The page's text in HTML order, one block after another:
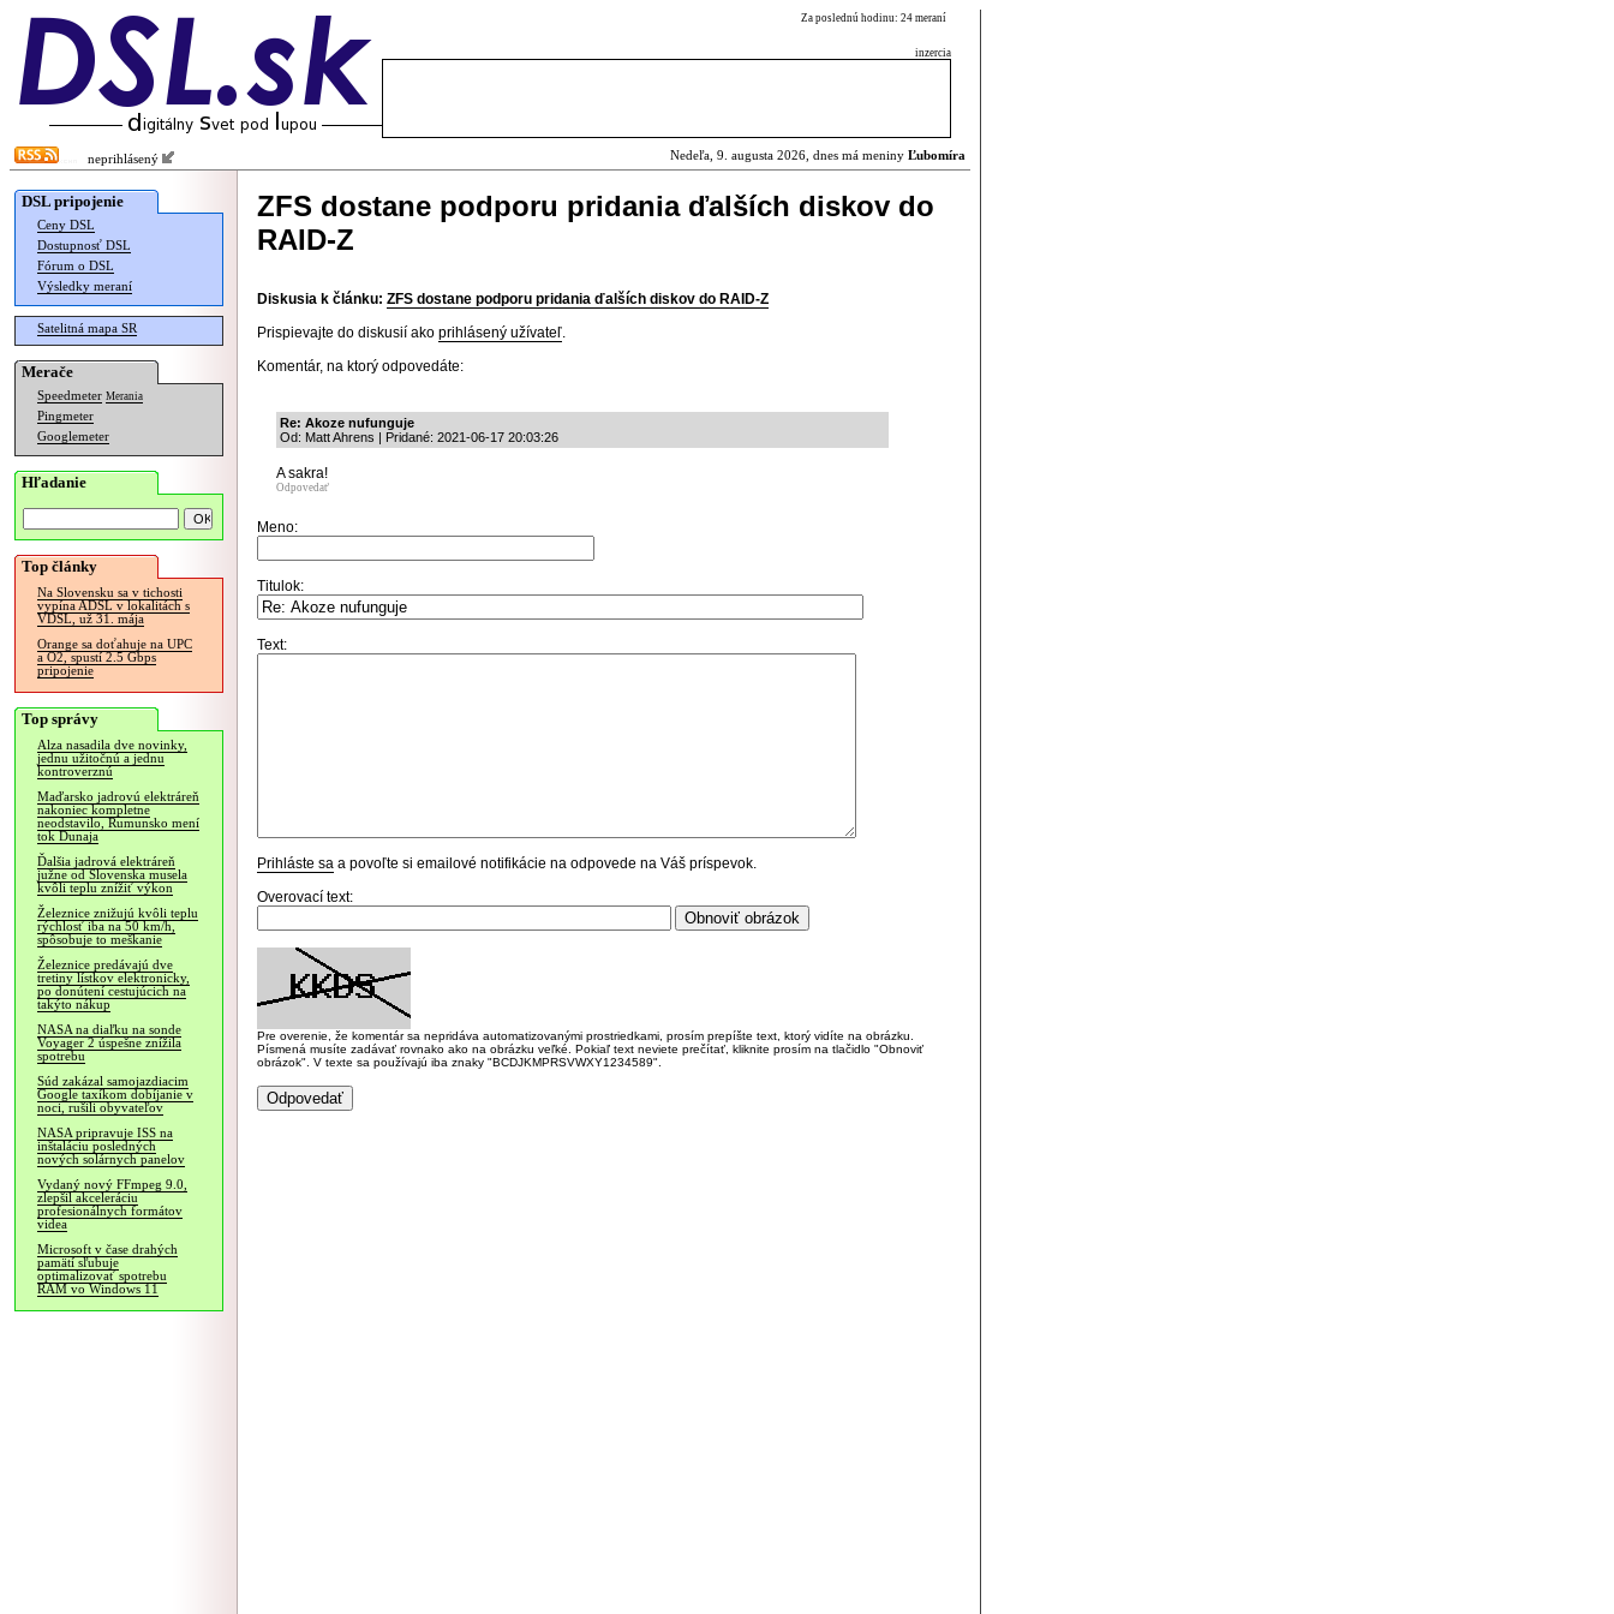
Za poslednú hodinu: 24 meraní
inzercia
neprihlásený Nedeľa, 9. augusta 2026, dnes má meniny Ľubomíra
DSL pripojenie
Ceny DSL
Dostupnosť DSL
Fórum o DSL
Výsledky meraní
Satelitná mapa SR
Merače
Speedmeter Merania
Pingmeter
Googlemeter
Hľadanie
Top články
Na Slovensku sa v tichosti
vypína ADSL v lokalitách s
VDSL, už 31. mája
Orange sa doťahuje na UPC
a O2, spustí 2.5 Gbps
pripojenie
Top správy
Alza nasadila dve novinky,
jednu užitočnú a jednu
kontroverznú
Maďarsko jadrovú elektráreň
nakoniec kompletne
neodstavilo, Rumunsko mení
tok Dunaja
Ďalšia jadrová elektráreň
južne od Slovenska musela
kvôli teplu znížiť výkon
Železnice znižujú kvôli teplu
rýchlosť iba na 50 km/h,
spôsobuje to meškanie
Železnice predávajú dve
tretiny lístkov elektronicky,
po donútení cestujúcich na
takýto nákup
NASA na diaľku na sonde
Voyager 2 úspešne znížila
spotrebu
Súd zakázal samojazdiacim
Google taxíkom dobíjanie v
noci, rušili obyvateľov
NASA pripravuje ISS na
inštaláciu posledných
nových solárnych panelov
Vydaný nový FFmpeg 9.0,
zlepšil akceleráciu
profesionálnych formátov
videa
Microsoft v čase drahých
pamätí sľubuje
optimalizovať spotrebu
RAM vo Windows 11
ZFS dostane podporu pridania ďalších diskov do
RAID-Z
Diskusia k článku: ZFS dostane podporu pridania ďalších diskov do RAID-Z
Prispievajte do diskusií ako prihlásený užívateľ.
Komentár, na ktorý odpovedáte:
Re: Akoze nufunguje
Od: Matt Ahrens | Pridané: 2021-06-17 20:03:26
A sakra!
Odpovedať
Meno:
Titulok:
Text:
Prihláste sa a povoľte si emailové notifikácie na odpovede na Váš príspevok.
Overovací text:
Pre overenie, že komentár sa nepridáva automatizovanými prostriedkami, prosím prepíšte text, ktorý vidíte na obrázku.
Písmená musíte zadávať rovnako ako na obrázku veľké. Pokiaľ text neviete prečítať, kliknite prosím na tlačidlo "Obnoviť
obrázok". V texte sa používajú iba znaky "BCDJKMPRSVWXY1234589".